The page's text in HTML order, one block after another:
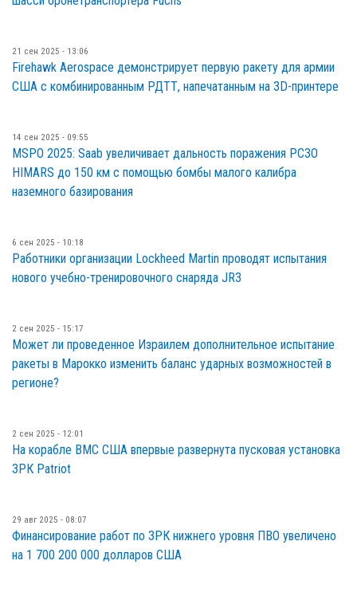
21 сен 2025 - 13:06
Firehawk Aerospace демонстрирует первую ракету для армии
США с комбинированным РДТТ, напечатанным на 3D-принтере
14 сен 2025 - 09:55
MSPO 2025: Saab увеличивает дальность поражения РСЗО
HIMARS до 150 км с помощью бомбы малого калибра
наземного базирования
6 сен 2025 - 10:18
Работники организации Lockheed Martin проводят испытания
нового учебно-тренировочного снаряда JR3
2 сен 2025 - 15:17
Может ли проведенное Израилем дополнительное испытание
ракеты в Марокко изменить баланс ударных возможностей в
регионе?
2 сен 2025 - 12:01
На корабле ВМС США впервые развернута пусковая установка
ЗРК Patriot
29 авг 2025 - 08:07
Финансирование работ по ЗРК нижнего уровня ПВО увеличено
на 1 700 200 000 долларов США